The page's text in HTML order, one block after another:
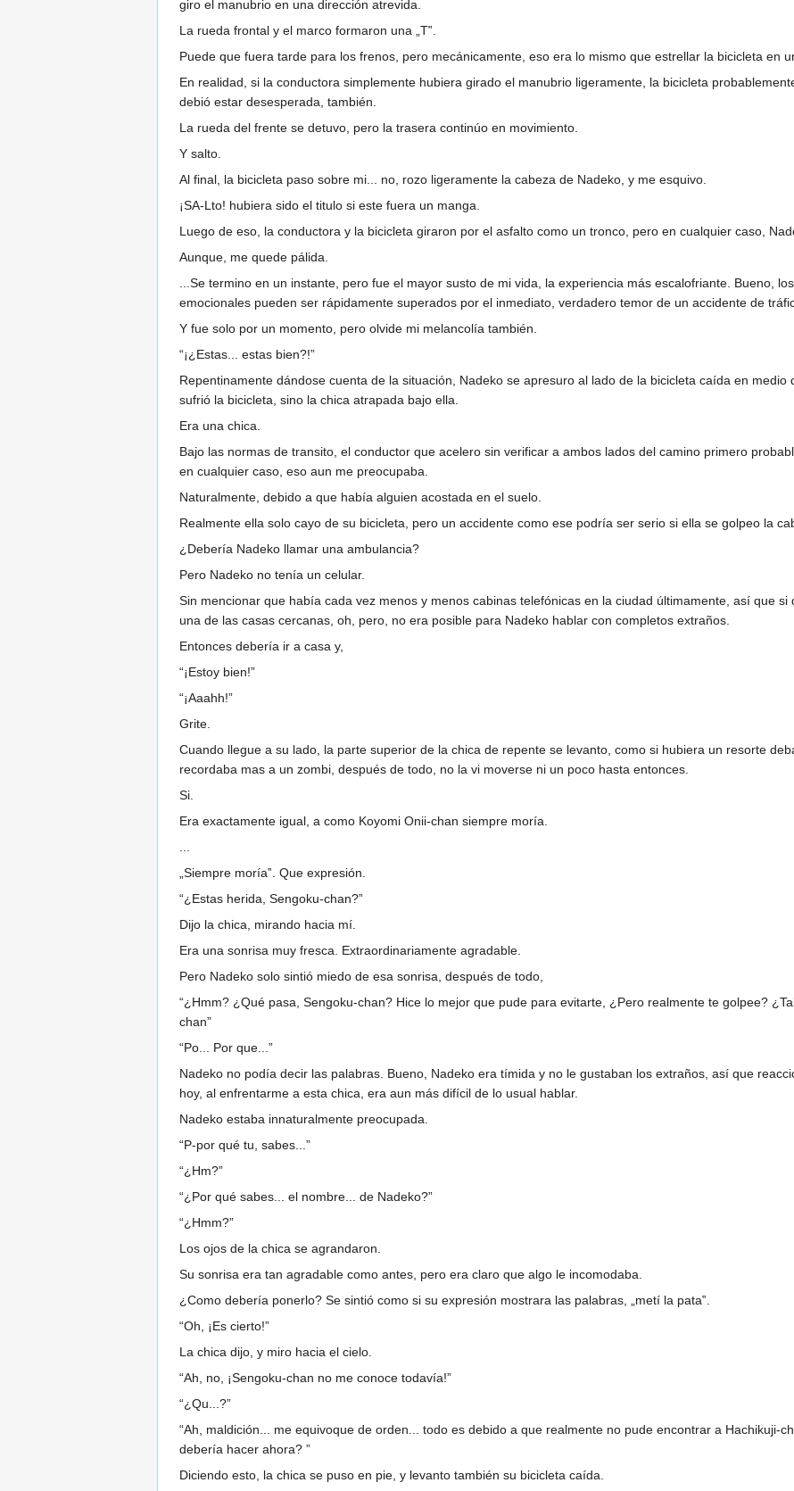
giro el manubrio en una dirección atrevida.
La rueda frontal y el marco formaron una „T‟.
Puede que fuera tarde para los frenos, pero mecánicamente, eso era lo mismo que estrellar la bicicleta en
En realidad, si la conductora simplemente hubiera girado el manubrio ligeramente, la bicicleta
debió estar desesperada, también.
La rueda del frente se detuvo, pero la trasera continúo en movimiento.
Y salto.
Al final, la bicicleta paso sobre mi... no, rozo ligeramente la cabeza de Nadeko, y me esquivo.
¡SA-Lto! hubiera sido el titulo si este fuera un manga.
Luego de eso, la conductora y la bicicleta giraron por el asfalto como un tronco, pero en cualquier caso,
Aunque, me quede pálida.
...Se termino en un instante, pero fue el mayor susto de mi vida, la experiencia más escalofriante. Bueno,
emocionales pueden ser rápidamente superados por el inmediato, verdadero temor de un accidente de
Y fue solo por un momento, pero olvide mi melancolía también.
“¡¿Estas... estas bien?!”
Repentinamente dándose cuenta de la situación, Nadeko se apresuro al lado de la bicicleta caída en
sufrió la bicicleta, sino la chica atrapada bajo ella.
Era una chica.
Bajo las normas de transito, el conductor que acelero sin verificar a ambos lados del camino primero
en cualquier caso, eso aun me preocupaba.
Naturalmente, debido a que había alguien acostada en el suelo.
Realmente ella solo cayo de su bicicleta, pero un accidente como ese podría ser serio si ella se golpeo la
¿Debería Nadeko llamar una ambulancia?
Pero Nadeko no tenía un celular.
Sin mencionar que había cada vez menos y menos cabinas telefónicas en la ciudad últimamente, así que
una de las casas cercanas, oh, pero, no era posible para Nadeko hablar con completos extraños.
Entonces debería ir a casa y,
“¡Estoy bien!”
“¡Aaahh!”
Grite.
Cuando llegue a su lado, la parte superior de la chica de repente se levanto, como si hubiera un resorte
recordaba mas a un zombi, después de todo, no la vi moverse ni un poco hasta entonces.
Si.
Era exactamente igual, a como Koyomi Onii-chan siempre moría.
„Siempre moría‟. Que expresión.
“¿Estas herida, Sengoku-chan?”
Dijo la chica, mirando hacia mí.
Era una sonrisa muy fresca. Extraordinariamente agradable.
Pero Nadeko solo sintió miedo de esa sonrisa, después de todo,
“¿Hmm? ¿Qué pasa, Sengoku-chan? Hice lo mejor que pude para evitarte, ¿Pero realmente te golpee?
chan”
“Po... Por que...”
Nadeko no podía decir las palabras. Bueno, Nadeko era tímida y no le gustaban los extraños, así que
hoy, al enfrentarme a esta chica, era aun más difícil de lo usual hablar.
Nadeko estaba innaturalmente preocupada.
“P-por qué tu, sabes...”
“¿Hm?”
“¿Por qué sabes... el nombre... de Nadeko?”
“¿Hmm?”
Los ojos de la chica se agrandaron.
Su sonrisa era tan agradable como antes, pero era claro que algo le incomodaba.
¿Como debería ponerlo? Se sintió como si su expresión mostrara las palabras, „metí la pata‟.
“Oh, ¡Es cierto!”
La chica dijo, y miro hacia el cielo.
“Ah, no, ¡Sengoku-chan no me conoce todavía!”
“¿Qu...?”
“Ah, maldición... me equivoque de orden... todo es debido a que realmente no pude encontrar a Hachikuji-
debería hacer ahora? ”
Diciendo esto, la chica se puso en pie, y levanto también su bicicleta caída.